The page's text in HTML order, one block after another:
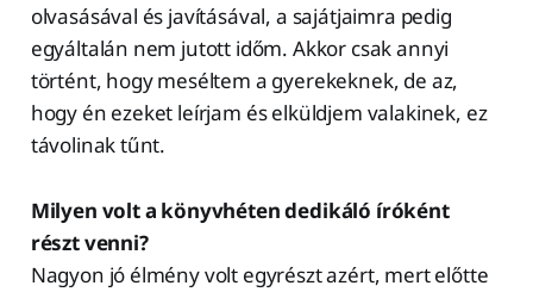
olvasásával és javításával, a sajátjaimra pedig
egyáltalán nem jutott időm. Akkor csak annyi
történt, hogy meséltem a gyerekeknek, de az,
hogy én ezeket leírjam és elküldjem valakinek, ez
távolinak tűnt.
Milyen volt a könyvhéten dedikáló íróként
részt venni?
Nagyon jó élmény volt egyrészt azért, mert előtte